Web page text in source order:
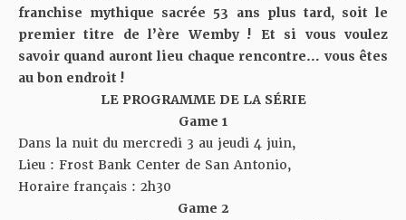
franchise mythique sacrée 53 ans plus tard, soit le
premier titre de l’ère Wemby ! Et si vous voulez
savoir quand auront lieu chaque rencontre… vous êtes
au bon endroit !
LE PROGRAMME DE LA SÉRIE
Game 1
Dans la nuit du mercredi 3 au jeudi 4 juin,
Lieu : Frost Bank Center de San Antonio,
Horaire français : 2h30
Game 2